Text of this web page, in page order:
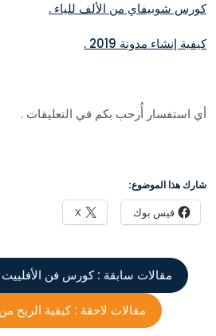
كورس شوبيفاي من الألف للياء .
كيفية إنشاء مدونة 2019 .
أي استفسار أُرحب بكم في التعليقات .
شارك هذا الموضوع:
فيس بوك X
مقالات سابقة : كورس فن الأفلييت
مقالات لاحقة : كيفية الربح من